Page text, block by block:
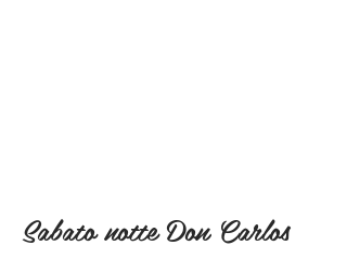
Sabato notte Don Carlos